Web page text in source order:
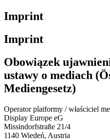
Imprint
Imprint
Obowiązek
ustawy o mediach
Mediengesetz)
Operator platformy / właściciel
Display Europe eG
Missindorfstraße 21/4
1140 Wiedeń, Austria